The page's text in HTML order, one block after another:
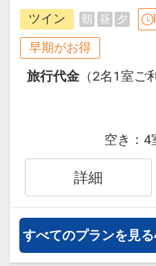
※旅行代金に含まれ
朝食のご案内
●Deli&Cafe
Brekfast Boxの内容
サラダ・温菜・フ
【営業時間】６：
ラストオーダー １
客室清掃のご案内
●２泊ごとに１回の
※２泊目と４泊目は
収、アメニティと
※他の割引との併用
※割引適用後のご旅
ーからお進みいただ
「空室照会結果確
※宿泊期間中すべ
氏名・客室タイプ
一であることが割
す。
うれしいポイント
●グループホテルオ
端・最南端 竹富島
パック付！
早期予約限定！３
お得です！
※本プランは３０日
こどもの内訳変更は
●グループホテル
端・最南端 竹富島
パック付！
連泊特色
ツイン 朝 昼 夕
早期がお得
旅行代金 （2名1室ご
空き： 4
詳細
すべてのプランを見る